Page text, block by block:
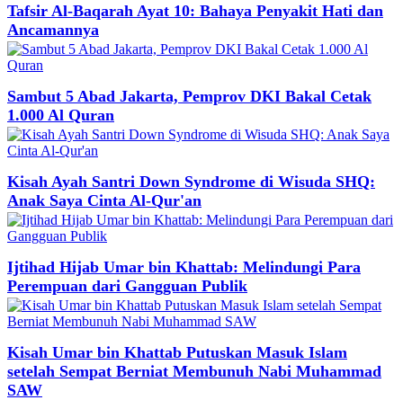
Tafsir Al-Baqarah Ayat 10: Bahaya Penyakit Hati dan
Ancamannya
Sambut 5 Abad Jakarta, Pemprov DKI Bakal Cetak
1.000 Al Quran
Kisah Ayah Santri Down Syndrome di Wisuda SHQ:
Anak Saya Cinta Al-Qur'an
Ijtihad Hijab Umar bin Khattab: Melindungi Para
Perempuan dari Gangguan Publik
Kisah Umar bin Khattab Putuskan Masuk Islam
setelah Sempat Berniat Membunuh Nabi Muhammad
SAW